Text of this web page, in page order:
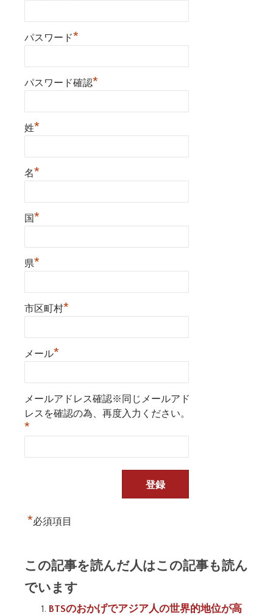
パスワード*
パスワード確認*
姓*
名*
国*
県*
市区町村*
メール*
メールアドレス確認※同じメールアド
レスを確認の為、再度入力ください。
*
*必須項目
この記事を読んだ人はこの記事も読ん
でいます
BTSのおかげでアジア人の世界的地位が高